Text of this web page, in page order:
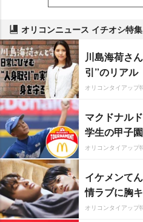
オリコンニュース イチオシ特集
川島海荷さ
引”のリアル
オリコンタイアップ
マクドナル
学生の甲子園
オリコンタイアップ
イケメンて
情ラブに胸
オリコンタイアップ